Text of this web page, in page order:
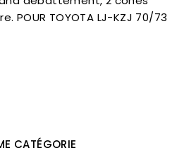
POUR TOYOTA LJ-KZJ 70/73
CATÉGORIE